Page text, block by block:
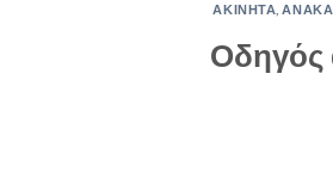
ΑΚΙΝΗΤΑ ,
Οδηγός